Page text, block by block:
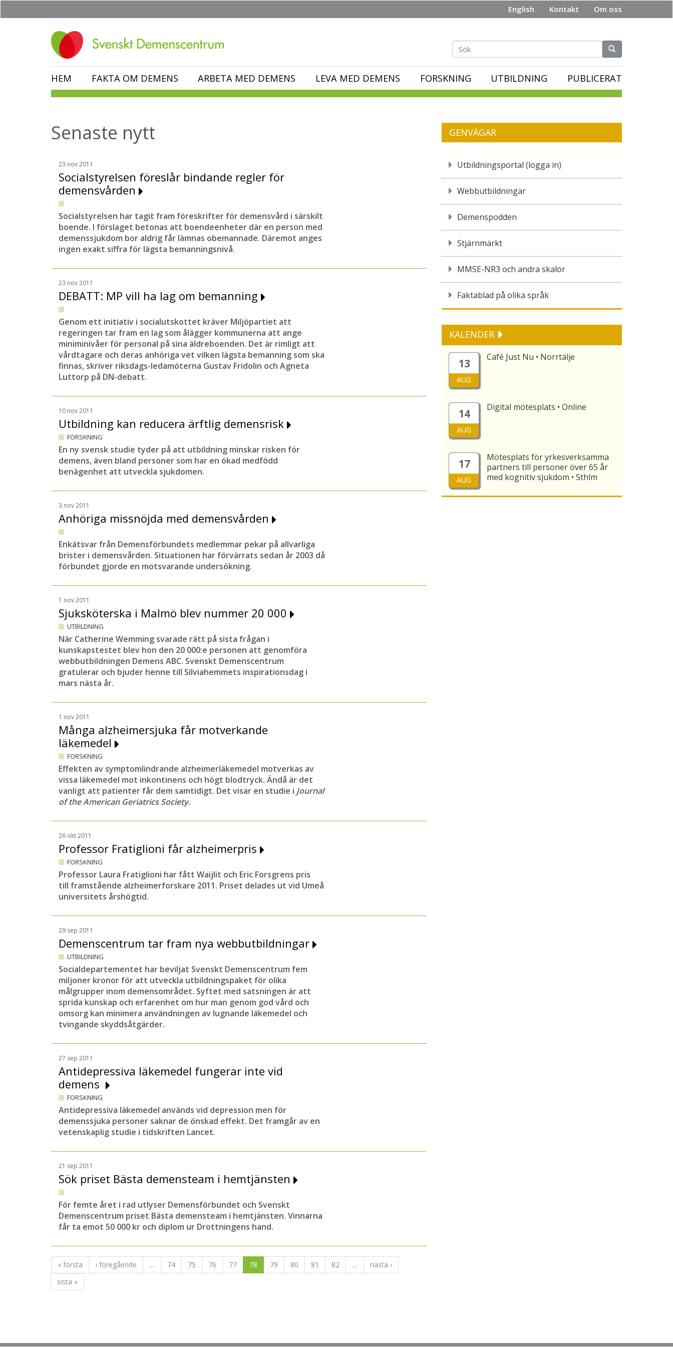
English Kontakt Om oss
Sökformulär
HEM FAKTA OM DEMENS ARBETA MED DEMENS LEVA MED DEMENS FORSKNING UTBILDNING PUBLICERAT
Senaste nytt
23 nov 2011
Socialstyrelsen föreslår bindande regler för
demensvården
Socialstyrelsen har tagit fram föreskrifter för demensvård i särskilt
boende. I förslaget betonas att boendeenheter där en person med
demenssjukdom bor aldrig får lämnas obemannade. Däremot anges
ingen exakt siffra för lägsta bemanningsnivå.
23 nov 2011
DEBATT: MP vill ha lag om bemanning
Genom ett initiativ i socialutskottet kräver Miljöpartiet att
regeringen tar fram en lag som ålägger kommunerna att ange
miniminivåer för personal på sina äldreboenden. Det är rimligt att
vårdtagare och deras anhöriga vet vilken lägsta bemanning som ska
finnas, skriver riksdags-ledamöterna Gustav Fridolin och Agneta
Luttorp på DN-debatt.
10 nov 2011
Utbildning kan reducera ärftlig demensrisk
FORSKNING
En ny svensk studie tyder på att utbildning minskar risken för
demens, även bland personer som har en ökad medfödd
benägenhet att utveckla sjukdomen.
3 nov 2011
Anhöriga missnöjda med demensvården
Enkätsvar från Demensförbundets medlemmar pekar på allvarliga
brister i demensvården. Situationen har förvärrats sedan år 2003 då
förbundet gjorde en motsvarande undersökning.
1 nov 2011
Sjuksköterska i Malmö blev nummer 20 000
UTBILDNING
När Catherine Wemming svarade rätt på sista frågan i
kunskapstestet blev hon den 20 000:e personen att genomföra
webbutbildningen Demens ABC. Svenskt Demenscentrum
gratulerar och bjuder henne till Silviahemmets inspirationsdag i
mars nästa år.
1 nov 2011
Många alzheimersjuka får motverkande
läkemedel
FORSKNING
Effekten av symptomlindrande alzheimerläkemedel motverkas av
vissa läkemedel mot inkontinens och högt blodtryck. Ändå är det
vanligt att patienter får dem samtidigt. Det visar en studie i Journal
of the American Geriatrics Society.
26 okt 2011
Professor Fratiglioni får alzheimerpris
FORSKNING
Professor Laura Fratiglioni har fått Waijlit och Eric Forsgrens pris
till framstående alzheimerforskare 2011. Priset delades ut vid Umeå
universitets årshögtid.
29 sep 2011
Demenscentrum tar fram nya webbutbildningar
UTBILDNING
Socialdepartementet har beviljat Svenskt Demenscentrum fem
miljoner kronor för att utveckla utbildningspaket för olika
målgrupper inom demensområdet. Syftet med satsningen är att
sprida kunskap och erfarenhet om hur man genom god vård och
omsorg kan minimera användningen av lugnande läkemedel och
tvingande skyddsåtgärder.
27 sep 2011
Antidepressiva läkemedel fungerar inte vid
demens
FORSKNING
Antidepressiva läkemedel används vid depression men för
demenssjuka personer saknar de önskad effekt. Det framgår av en
vetenskaplig studie i tidskriften Lancet.
21 sep 2011
Sök priset Bästa demensteam i hemtjänsten
För femte året i rad utlyser Demensförbundet och Svenskt
Demenscentrum priset Bästa demensteam i hemtjänsten. Vinnarna
får ta emot 50 000 kr och diplom ur Drottningens hand.
« första ‹ föregående … 74 75 76 77 78 79 80 81 82 …
nästa ›
sista »
GENVÄGAR
Utbildningsportal (logga in)
Webbutbildningar
Demenspodden
Stjärnmärkt
MMSE-NR3 och andra skalor
Faktablad på olika språk
KALENDER
13
AUG
Café Just Nu • Norrtälje
14
AUG
Digital mötesplats • Online
17
AUG
Mötesplats för yrkesverksamma
partners till personer över 65 år
med kognitiv sjukdom • Sthlm